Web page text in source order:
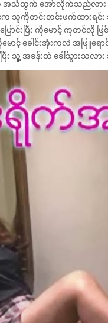
သံထွက် အော်လိုက်သည်လား သူ
သူကိုတင်းတင်းဖက်ထားရင်း
ာင်းပြီး ကိုမောင့် ကုတင်လို
ခေါင်းအုံးကလဲ အဖြူရော
သူ့ အခန်းထဲ ခေါ်သွားသလာ